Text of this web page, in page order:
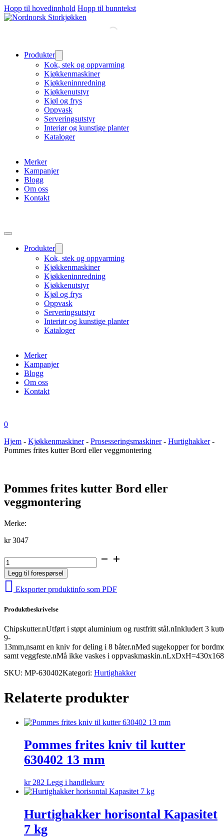
Hopp til hovedinnhold Hopp til bunntekst
Produkter
Kok, stek og oppvarming
Kjøkkenmaskiner
Kjøkkeninnredning
Kjøkkenutstyr
Kjøl og frys
Oppvask
Serveringsutstyr
Interiør og kunstige planter
Kataloger
Merker
Kampanjer
Blogg
Om oss
Kontakt
Produkter
Kok, stek og oppvarming
Kjøkkenmaskiner
Kjøkkeninnredning
Kjøkkenutstyr
Kjøl og frys
Oppvask
Serveringsutstyr
Interiør og kunstige planter
Kataloger
Merker
Kampanjer
Blogg
Om oss
Kontakt
0
Hjem - Kjøkkenmaskiner- Prosesseringsmaskiner- Hurtighakker-
Pommes frites kutter Bord eller veggmontering
Pommes frites kutter Bord eller
veggmontering
Merke:
kr3047
Pommes
frites
kutter
Bord
eller
antall
Legg til forespørsel
Eksporter produktinfo som PDF
Produktbeskrivelse
Chipskutter.nUtført i støpt aluminium og rustfritt stål.nInkludert 3
9-
13mm,nsamt en kniv for deling i 8 båter.nMed sugekopper for
samt veggfeste.nMå ikke vaskes i
SKU: MP-630402Kategori: Hurtighakker
Relaterte produkter
Pommes frites kniv til kutter
630402 13 mm
kr282 Legg i handlekurv
Hurtighakker horisontal Kapasitet
7 kg